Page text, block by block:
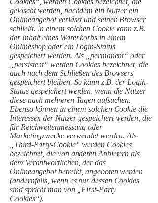
Cookies“, werden Cookies bezeichnet, die
gelöscht werden, nachdem ein Nutzer ein
Onlineangebot verlässt und seinen Browser
schließt. In einem solchen Cookie kann z.B.
der Inhalt eines Warenkorbs in einem
Onlineshop oder ein Login-Status
gespeichert werden. Als „permanent“ oder
„persistent“ werden Cookies bezeichnet, die
auch nach dem Schließen des Browsers
gespeichert bleiben. So kann z.B. der Login-
Status gespeichert werden, wenn die Nutzer
diese nach mehreren Tagen aufsuchen.
Ebenso können in einem solchen Cookie die
Interessen der Nutzer gespeichert werden, die
für Reichweitenmessung oder
Marketingzwecke verwendet werden. Als
„Third-Party-Cookie“ werden Cookies
bezeichnet, die von anderen Anbietern als
dem Verantwortlichen, der das
Onlineangebot betreibt, angeboten werden
(andernfalls, wenn es nur dessen Cookies
sind spricht man von „First-Party
Cookies“).